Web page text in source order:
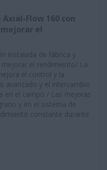
Flow 160 con
el
instalada de fábrica y
el rendimiento/ La
el control y la
avanzado y el intercambio
en el campo / Las mejoras
y en el sistema de
constante durante